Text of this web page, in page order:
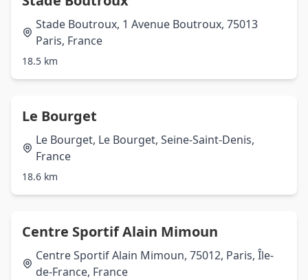
Stade Boutroux, 1 Avenue Boutroux, 75013
Paris, France
18.5 km
Le Bourget
Le Bourget, Le Bourget, Seine-Saint-Denis,
France
18.6 km
Centre Sportif Alain Mimoun
Centre Sportif Alain Mimoun, 75012, Paris, Île-
de-France, France